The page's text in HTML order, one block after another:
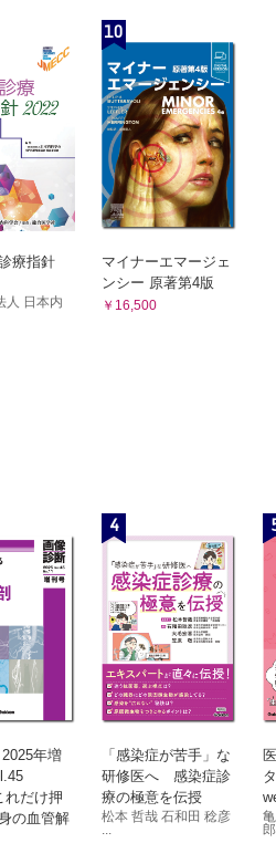
敦子）
好寛二）
）
療指針
人 日本内
10
マイナーエマージェ
ンシー 原著第4版
￥16,500
年増
れだけ押
の血管解
4
「感染症が苦手」な
研修医へ 感染症診
療の極意を伝授
松本 哲哉 石和田 稔彦
...
郎